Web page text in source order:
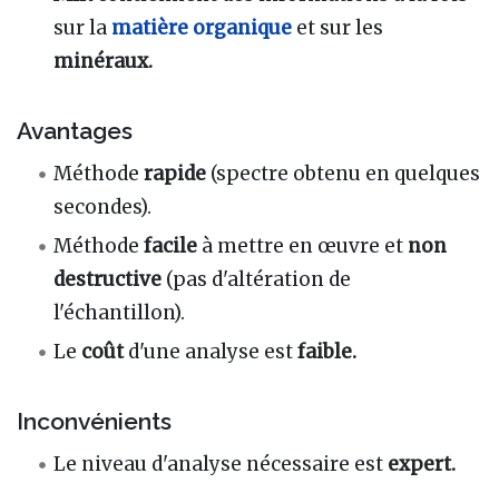
sur la matière organique et sur les
minéraux.
Avantages
Méthoderapide (spectre obtenu en quelques
secondes).
Méthodefacile à mettre en œuvre et non
destructive (pas d'altération de
l'échantillon).
Le coûtd'une analyse estfaible.
Inconvénients
Le niveau d'analyse nécessaire est expert.